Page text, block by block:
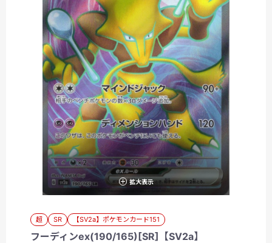
拡大表示
超 SR 【SV2a】ポケモンカード151
フーディンex(190/165)[SR]【SV2a】